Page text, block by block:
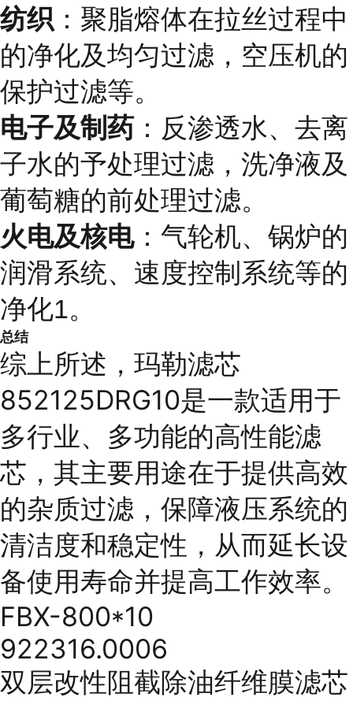
纺织 ：聚脂熔体在拉丝过程中
的净化及均匀过滤，空压机的
保护过滤等。
电子及制药 ：反渗透水、去离
子水的予处理过滤，洗净液及
葡萄糖的前处理过滤。
火电及核电：气轮机、锅炉的
润滑系统、速度控制系统等的
净化1。
总结
综上所述，玛勒滤芯
852125DRG10是一款适用于
多行业、多功能的高性能滤
芯，其主要用途在于提供高效
的杂质过滤，保障液压系统的
清洁度和稳定性，从而延长设
备使用寿命并提高工作效率。
FBX-800*10
922316.0006
双层改性阻截除油纤维膜滤芯